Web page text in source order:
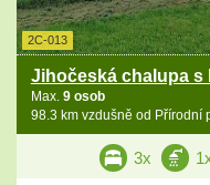
2C-013
Jihočeská chalupa s
Max. 9 osob
98.3 km vzdušně od Přírodní
3x